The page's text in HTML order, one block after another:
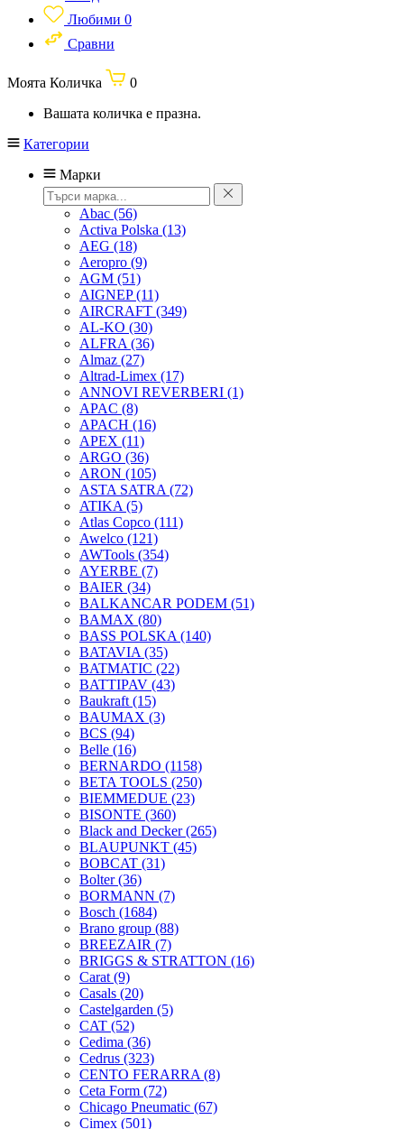
Любими 0
Сравни
Моята Количка
0
Вашата количка е празна.
Категории
Марки
Abac (56)
Activa Polska (13)
AEG (18)
Aeropro (9)
AGM (51)
AIGNEP(11)
AIRCRAFT (349)
AL-KO (30)
ALFRA (36)
Almaz (27)
Altrad-Limex (17)
ANNOVI REVERBERI (1)
APAC (8)
APACH (16)
APEX (11)
ARGO (36)
ARON (105)
ASTA SATRA (72)
ATIKA (5)
Atlas Copco (111)
Awelco (121)
AWTools (354)
AYERBE (7)
BAIER (34)
BALKANCAR PODEM (51)
BAMAX (80)
BASS POLSKA (140)
BATAVIA (35)
BATMATIC (22)
BATTIPAV (43)
Baukraft (15)
BAUMAX (3)
BCS (94)
Belle (16)
BERNARDO (1158)
BETA TOOLS (250)
BIEMMEDUE (23)
BISONTE (360)
Black and Decker(265)
BLAUPUNKT (45)
BOBCAT (31)
Bolter(36)
BORMANN (7)
Bosch (1684)
Brano group (88)
BREEZAIR (7)
BRIGGS & STRATTON (16)
Carat (9)
Casals (20)
Castelgarden (5)
CAT (52)
Cedima (36)
Cedrus (323)
CENTO FERARRA (8)
Ceta Form (72)
Chicago Pneumatic (67)
Cimex (501)